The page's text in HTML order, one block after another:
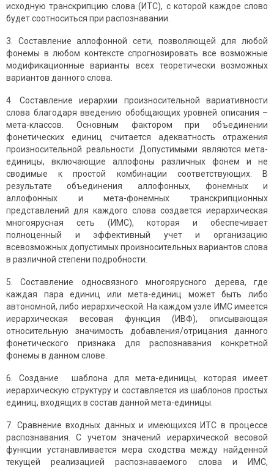
исходную транскрипцию слова (ИТС), с которой каждое слово
будет соотноситься при распознавании.
3. Составление аллофонной сети, позволяющей для любой
фонемы в любом контексте спрогнозировать все возможные
модификационные варианты всех теоретически возможных
вариантов данного слова.
4. Составление иерархии произносительной вариативности
слова благодаря введению обобщающих уровней описания –
мета-классов. Основным фактором при объединении
фонетических единиц считается адекватность отражения
произносительной реальности. Допустимыми являются мета-
единицы, включающие аллофоны различных фонем и не
сводимые к простой комбинации соответствующих. В
результате объединения аллофонных, фонемных и
аллофонных и мета-фонемных транскрипционных
представлений для каждого слова создается иерархическая
многоярусная сеть (ИМС), которая и обеспечивает
полноценный и эффективный учет и организацию
всевозможных допустимых произносительных вариантов слова
в различной степени подробности.
5. Составление односвязного многоярусного дерева, где
каждая пара единиц или мета-единиц может быть либо
автономной, либо иерархической. На каждом узле ИМС имеется
иерархическая весовая функция (ИВФ), описывающая
относительную значимость добавления/отрицания данного
фонетического признака для распознавания конкретной
фонемы в данном слове.
6. Создание шаблона для мета-единицы, которая имеет
иерархическую структуру и составляется из шаблонов простых
единиц, входящих в состав данной мета-единицы.
7. Сравнение входных данных и имеющихся ИТС в процессе
распознавания. С учетом значений иерархической весовой
функции устанавливается мера сходства между найденной
текущей реализацией распознаваемого слова и ИМС,